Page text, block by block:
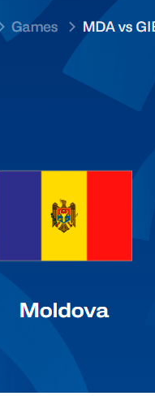
25.07.2026
Division C
КалендарьТаблица
Читать далее